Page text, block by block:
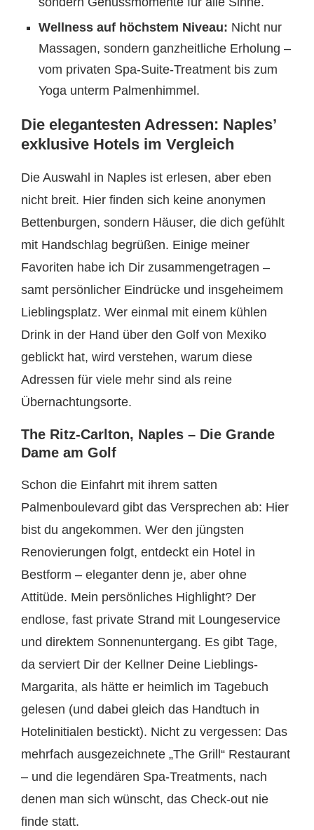
Wellness auf höchstem Niveau: Nicht nur
Massagen, sondern ganzheitliche Erholung –
vom privaten Spa-Suite-Treatment bis zum
Yoga unterm Palmenhimmel.
Die elegantesten Adressen: Naples’
exklusive Hotels im Vergleich
Die Auswahl in Naples ist erlesen, aber eben
nicht breit. Hier finden sich keine anonymen
Bettenburgen, sondern Häuser, die dich gefühlt
mit Handschlag begrüßen. Einige meiner
Favoriten habe ich Dir zusammengetragen –
samt persönlicher Eindrücke und insgeheimem
Lieblingsplatz. Wer einmal mit einem kühlen
Drink in der Hand über den Golf von Mexiko
geblickt hat, wird verstehen, warum diese
Adressen für viele mehr sind als reine
Übernachtungsorte.
The Ritz-Carlton, Naples – Die Grande
Dame am Golf
Schon die Einfahrt mit ihrem satten
Palmenboulevard gibt das Versprechen ab: Hier
bist du angekommen. Wer den jüngsten
Renovierungen folgt, entdeckt ein Hotel in
Bestform – eleganter denn je, aber ohne
Attitüde. Mein persönliches Highlight? Der
endlose, fast private Strand mit Loungeservice
und direktem Sonnenuntergang. Es gibt Tage,
da serviert Dir der Kellner Deine Lieblings-
Margarita, als hätte er heimlich im Tagebuch
gelesen (und dabei gleich das Handtuch in
Hotelinitialen bestickt). Nicht zu vergessen: Das
mehrfach ausgezeichnete „The Grill“ Restaurant
– und die legendären Spa-Treatments, nach
denen man sich wünscht, das Check-out nie
finde statt.